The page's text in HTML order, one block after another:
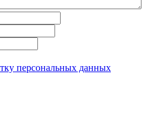
персональных данных